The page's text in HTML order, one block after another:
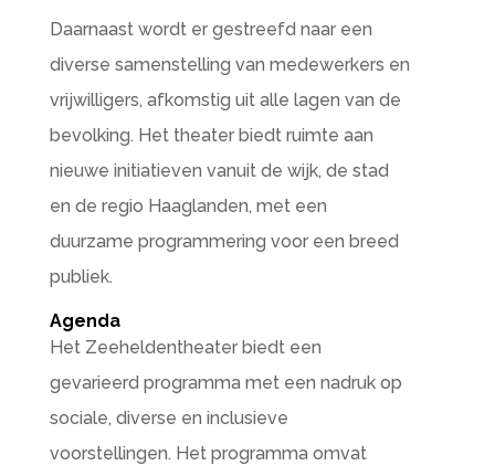
Daarnaast wordt er gestreefd naar een
diverse samenstelling van medewerkers en
vrijwilligers, afkomstig uit alle lagen van de
bevolking. Het theater biedt ruimte aan
nieuwe initiatieven vanuit de wijk, de stad
en de regio Haaglanden, met een
duurzame programmering voor een breed
publiek.
Agenda
Het Zeeheldentheater biedt een
gevarieerd programma met een nadruk op
sociale, diverse en inclusieve
voorstellingen. Het programma omvat